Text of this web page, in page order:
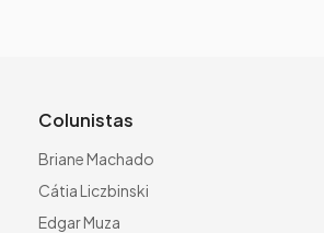
Colunistas
Briane Machado
Cátia Liczbinski
Edgar Muza